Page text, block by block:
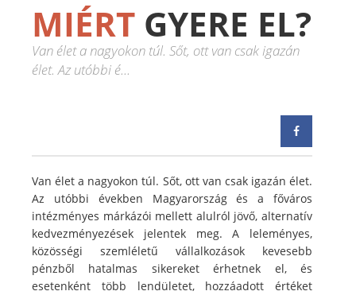
MIÉRT GYERE EL?
Van élet a nagyokon túl. Sőt, ott van csak igazán
élet. Az utóbbi é...
Van élet a nagyokon túl. Sőt, ott van csak igazán élet.
Az utóbbi években Magyarország és a főváros
intézményes márkázói mellett alulról jövő, alternatív
kedvezményezések jelentek meg. A leleményes,
közösségi szemléletű vállalkozások kevesebb
pénzből hatalmas sikereket érhetnek el, és
esetenként több lendületet, hozzáadott értéket